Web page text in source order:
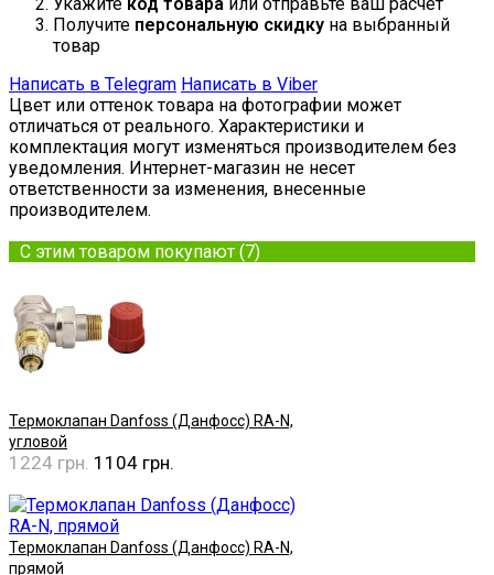
Получите персональную скидку на выбранный
товар
Написать в Telegram Написать в Viber
Цвет или оттенок товара на фотографии может
отличаться от реального. Характеристики и
комплектация могут изменяться производителем без
уведомления. Интернет-магазин не несет
ответственности за изменения, внесенные
производителем.
С этим товаром покупают (7)
Термоклапан Danfoss (Данфосс) RA-N,
угловой
1224 грн. 1104 грн.
Термоклапан Danfoss (Данфосс) RA-N,
прямой